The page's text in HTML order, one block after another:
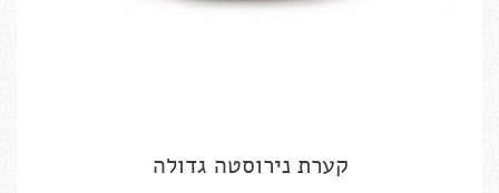
קערת נירוסטה גדולה